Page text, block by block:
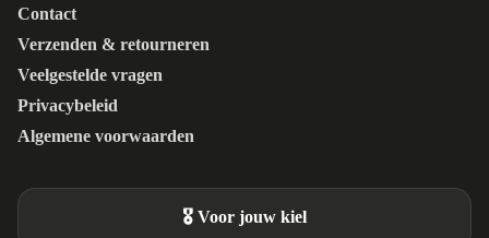
Contact
Verzenden & retourneren
Veelgestelde vragen
Privacybeleid
Algemene voorwaarden
🎖️ Voor jouw kiel